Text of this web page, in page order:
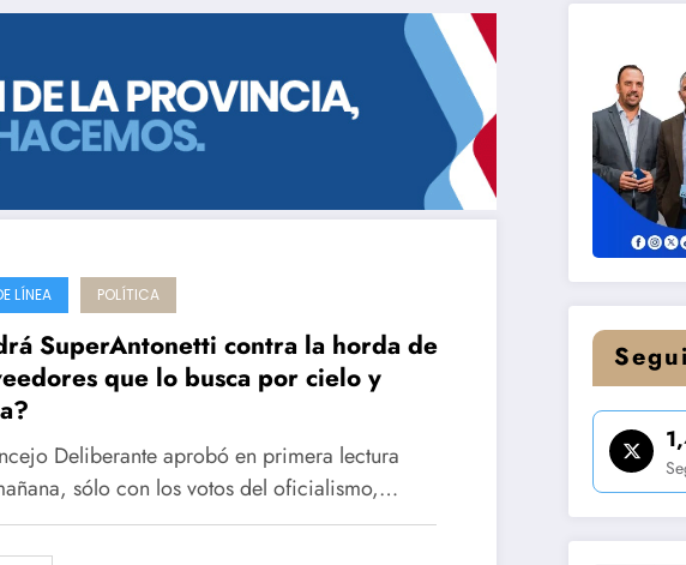
LÍNEA POLÍTICA
SuperAntonetti contra la horda de
que lo busca por cielo y
Deliberante aprobó en primera lectura
sólo con los votos del oficialismo,…